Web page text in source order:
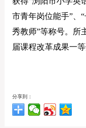
市青年岗位能手”、
秀教师”等称号。所
届课程改革成果一等
分享到：